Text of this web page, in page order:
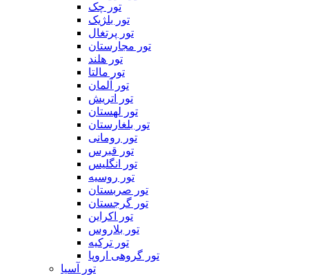
تور چک
تور بلژیک
تور پرتغال
تور مجارستان
تور هلند
تور مالتا
تور آلمان
تور اتریش
تور لهستان
تور بلغارستان
تور رومانی
تور قبرس
تور انگلیس
تور روسیه
تور صربستان
تور گرجستان
تور اکراین
تور بلاروس
تور ترکیه
تور گروهی اروپا
تور آسیا